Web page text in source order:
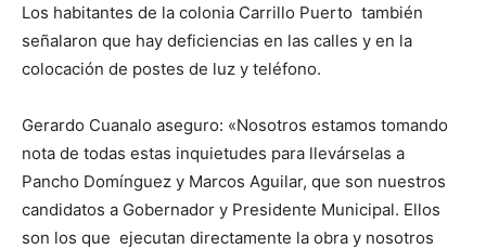
Los habitantes de la colonia Carrillo Puerto también
señalaron que hay deficiencias en las calles y en la
colocación de postes de luz y teléfono.
Gerardo Cuanalo aseguro: «Nosotros estamos tomando
nota de todas estas inquietudes para llevárselas a
Pancho Domínguez y Marcos Aguilar, que son nuestros
candidatos a Gobernador y Presidente Municipal. Ellos
son los que ejecutan directamente la obra y nosotros